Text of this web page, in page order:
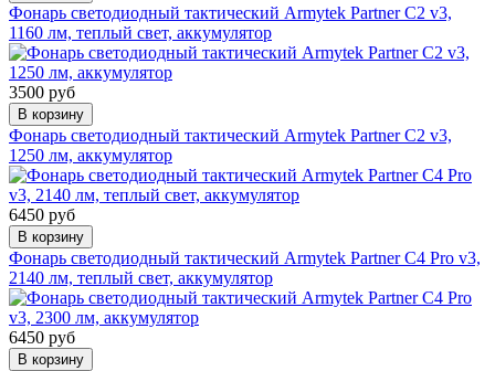
Фонарь светодиодный тактический Armytek Partner C2 v3,
1160 лм, теплый свет, аккумулятор
3500 руб
В корзину
Фонарь светодиодный тактический Armytek Partner C2 v3,
1250 лм, аккумулятор
6450 руб
В корзину
Фонарь светодиодный тактический Armytek Partner C4 Pro v3,
2140 лм, теплый свет, аккумулятор
6450 руб
В корзину